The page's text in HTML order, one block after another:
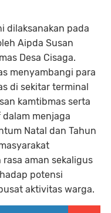
dilaksanakan pada
Aipda Susan
Desa Cisaga.
menyambangi para
di sekitar terminal
kamtibmas serta
menjaga
Natal dan Tahun
aman sekaligus
potensi
aktivitas warga.